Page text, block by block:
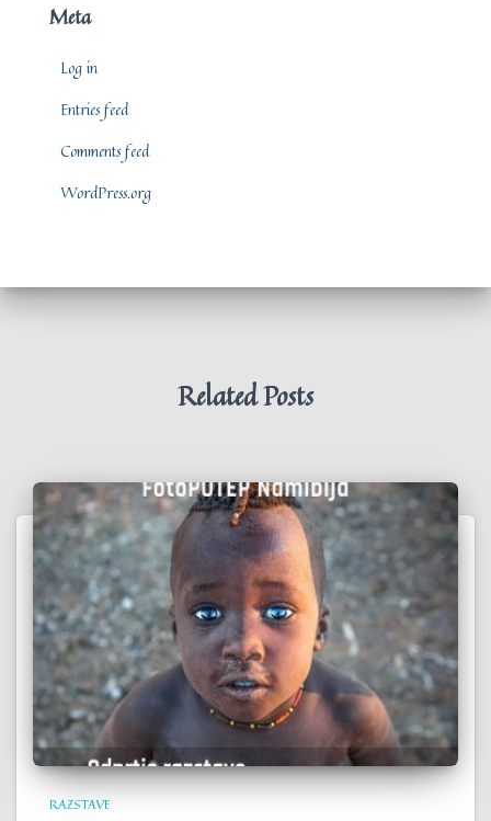
Meta
Log in
Entries feed
Comments feed
WordPress.org
Related Posts
RAZSTAVE